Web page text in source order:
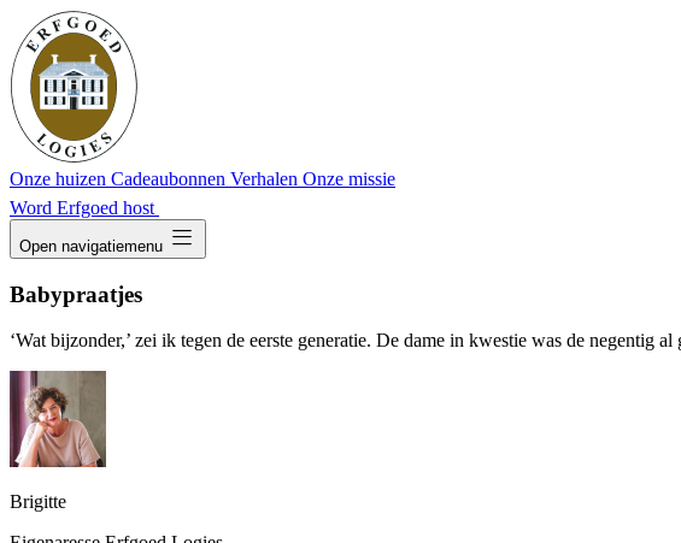
Onze huizen Cadeaubonnen Verhalen Onze missie
Word Erfgoed host
Open navigatiemenu dehaze
Babypraatjes
‘Wat bijzonder,’ zei ik tegen de eerste generatie. De dame in kwestie was de negentig
Brigitte